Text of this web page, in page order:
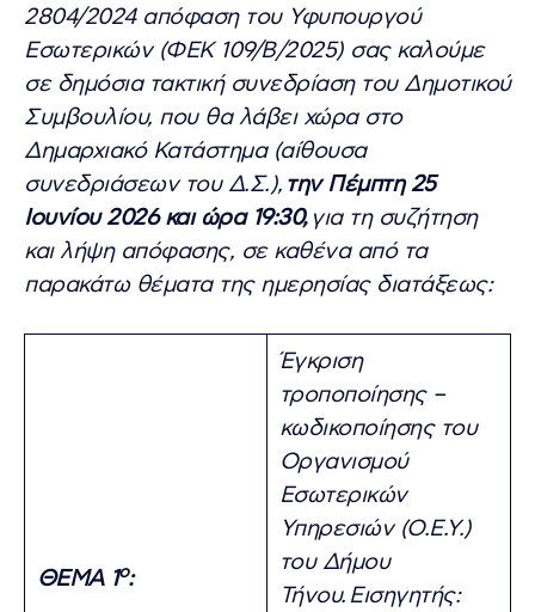
2804/2024 απόφαση του Υφυπουργού
Εσωτερικών (ΦΕΚ 109/Β/2025) σας καλούμε
σε δημόσια τακτική συνεδρίαση του Δημοτικού
Συμβουλίου, που θα λάβει χώρα στο
Δημαρχιακό Κατάστημα (αίθουσα
συνεδριάσεων του Δ.Σ.), την Πέμπτη 25
Ιουνίου 2026 και ώρα 19:30,για τη συζήτηση
και λήψη απόφασης, σε καθένα από τα
παρακάτω θέματα της ημερησίας διατάξεως:
ΘΕΜΑ 1ο:
Έγκριση
τροποποίησης –
κωδικοποίησης του
Οργανισμού
Εσωτερικών
Υπηρεσιών (Ο.Ε.Υ.)
του Δήμου
Τήνου. Εισηγητής: